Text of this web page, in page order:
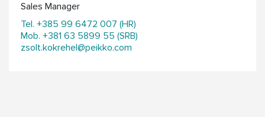
Sales Manager
Tel. +385 99 6472 007 (HR)
Mob. +381 63 5899 55 (SRB)
zsolt.kokrehel@peikko.com